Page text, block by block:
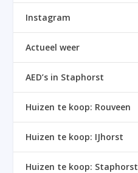
Instagram
Actueel weer
AED’s in Staphorst
Huizen te koop: Rouveen
Huizen te koop: IJhorst
Huizen te koop: Staphorst